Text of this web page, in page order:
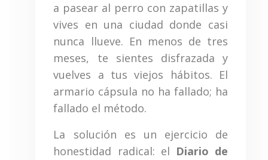
a pasear al perro con zapatillas y
vives en una ciudad donde casi
nunca llueve. En menos de tres
meses, te sientes disfrazada y
vuelves a tus viejos hábitos. El
armario cápsula no ha fallado; ha
fallado el método.
La solución es un ejercicio de
honestidad radical: el Diario de